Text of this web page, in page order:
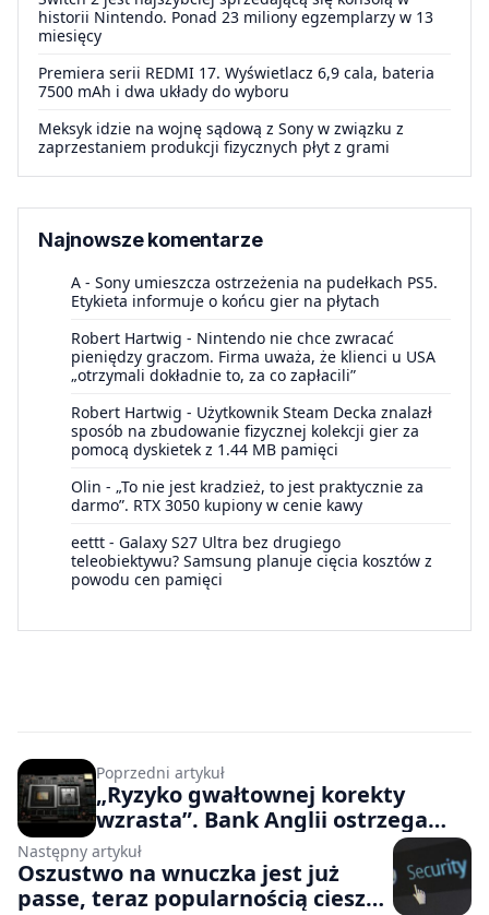
historii Nintendo. Ponad 23 miliony egzemplarzy w 13
miesięcy
Premiera serii REDMI 17. Wyświetlacz 6,9 cala, bateria
7500 mAh i dwa układy do wyboru
Meksyk idzie na wojnę sądową z Sony w związku z
zaprzestaniem produkcji fizycznych płyt z grami
Najnowsze komentarze
A - Sony umieszcza ostrzeżenia na pudełkach PS5.
Etykieta informuje o końcu gier na płytach
Robert Hartwig - Nintendo nie chce zwracać
pieniędzy graczom. Firma uważa, że klienci u USA
„otrzymali dokładnie to, za co zapłacili”
Robert Hartwig - Użytkownik Steam Decka znalazł
sposób na zbudowanie fizycznej kolekcji gier za
pomocą dyskietek z 1.44 MB pamięci
Olin - „To nie jest kradzież, to jest praktycznie za
darmo”. RTX 3050 kupiony w cenie kawy
eettt - Galaxy S27 Ultra bez drugiego
teleobiektywu? Samsung planuje cięcia kosztów z
powodu cen pamięci
Poprzedni artykuł
„Ryzyko gwałtownej korekty
wzrasta”. Bank Anglii ostrzega
przed krachem spółek AI
Następny artykuł
Oszustwo na wnuczka jest już
passe, teraz popularnością cieszy